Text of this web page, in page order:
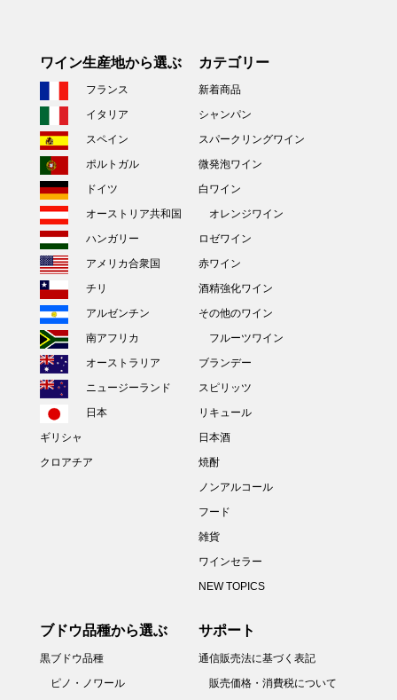
ワイン生産地から選ぶ
フランス
イタリア
スペイン
ポルトガル
ドイツ
オーストリア共和国
ハンガリー
アメリカ合衆国
チリ
アルゼンチン
南アフリカ
オーストラリア
ニュージーランド
日本
ギリシャ
クロアチア
カテゴリー
新着商品
シャンパン
スパークリングワイン
微発泡ワイン
白ワイン
オレンジワイン
ロゼワイン
赤ワイン
酒精強化ワイン
その他のワイン
フルーツワイン
ブランデー
スピリッツ
リキュール
日本酒
焼酎
ノンアルコール
フード
雑貨
ワインセラー
NEW TOPICS
ブドウ品種から選ぶ
黒ブドウ品種
ピノ・ノワール
サポート
通信販売法に基づく表記
販売価格・消費税について